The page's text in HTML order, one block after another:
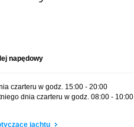
napędowy
czarteru w godz. 15:00 - 20:00
dnia czarteru w godz. 08:00 - 10:00
jachtu